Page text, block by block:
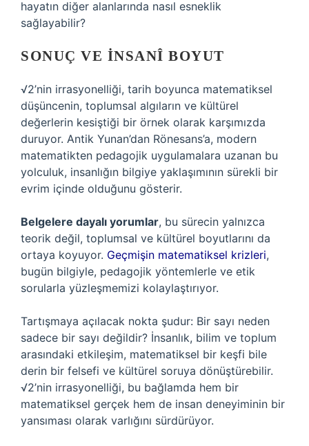
hayatın diğer alanlarında nasıl esneklik
sağlayabilir?
SONUÇ VE İNSANÎ BOYUT
√2’nin irrasyonelliği, tarih boyunca matematiksel
düşüncenin, toplumsal algıların ve kültürel
değerlerin kesiştiği bir örnek olarak karşımızda
duruyor. Antik Yunan’dan Rönesans’a, modern
matematikten pedagojik uygulamalara uzanan bu
yolculuk, insanlığın bilgiye yaklaşımının sürekli bir
evrim içinde olduğunu gösterir.
Belgelere dayalı yorumlar, bu sürecin yalnızca
teorik değil, toplumsal ve kültürel boyutlarını da
ortaya koyuyor. Geçmişin matematiksel krizleri,
bugün bilgiyle, pedagojik yöntemlerle ve etik
sorularla yüzleşmemizi kolaylaştırıyor.
Tartışmaya açılacak nokta şudur: Bir sayı neden
sadece bir sayı değildir? İnsanlık, bilim ve toplum
arasındaki etkileşim, matematiksel bir keşfi bile
derin bir felsefi ve kültürel soruya dönüştürebilir.
√2’nin irrasyonelliği, bu bağlamda hem bir
matematiksel gerçek hem de insan deneyiminin bir
yansıması olarak varlığını sürdürüyor.